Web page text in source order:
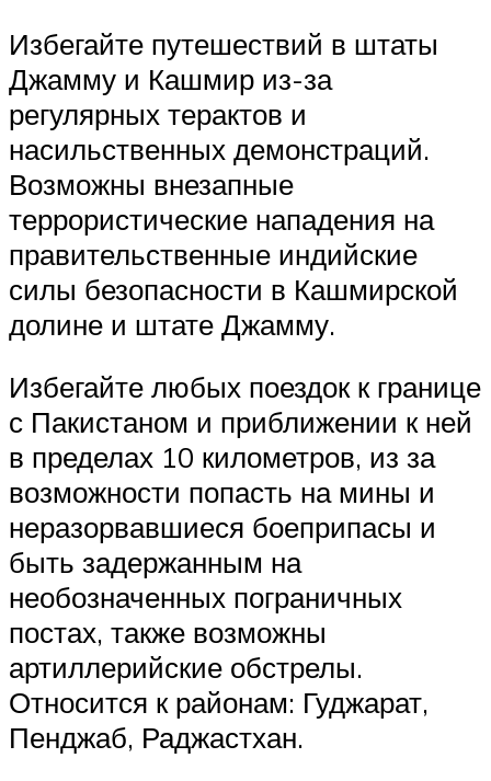
Избегайте путешествий в штаты
Джамму и Кашмир из-за
регулярных терактов и
насильственных демонстраций.
Возможны внезапные
террористические нападения на
правительственные индийские
силы безопасности в Кашмирской
долине и штате Джамму.
Избегайте любых поездок к границе
с Пакистаном и приближении к ней
в пределах 10 километров, из за
возможности попасть на мины и
неразорвавшиеся боеприпасы и
быть задержанным на
необозначенных пограничных
постах, также возможны
артиллерийские обстрелы.
Относится к районам: Гуджарат,
Пенджаб, Раджастхан.